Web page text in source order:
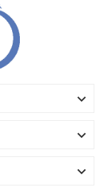


